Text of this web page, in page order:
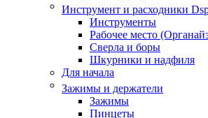
Инструмент и расходники
Инструменты
Рабочее место
Сверла и боры
Шкурники и надфиля
Для начала
Зажимы и держатели
Зажимы
Пинцеты